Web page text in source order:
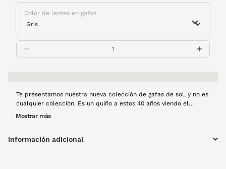
Color de lentes en gafas
Te presentamos nuestra nueva colección de gafas de sol, y no es
cualquier colección. Es un quiño a estos 40 años viendo el
mundo con estilo. Modelos exclusivos, con mucho rollo y un
Mostrar más
Información adicional